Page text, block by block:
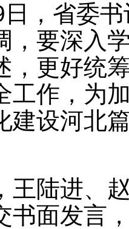
省委书
，要深入
，更好统
工作，为
建设河北
陆进、赵
书面发言